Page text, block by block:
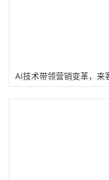
AI技术带领营销变革，来
兄弟AI矩阵获客